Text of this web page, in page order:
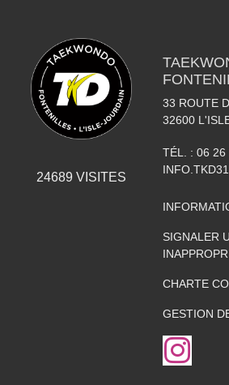
24689 VISITES
33 ROUTE
32600
TÉL. : 06 26
SIGNALER
CHARTE
GESTION